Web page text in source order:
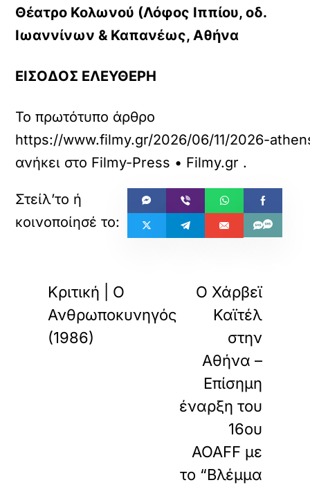
Θέατρο Κολωνού (Λόφος Ιππίου, οδ.
Ιωαννίνων & Καπανέως, Αθήνα
ΕΙΣΟΔΟΣ ΕΛΕΥΘΕΡΗ
Το πρωτότυπο άρθρο
https://www.filmy.gr/2026/06/11/2026-
ανήκει στο Filmy-Press • Filmy.gr .
Κριτική | Ο
Ανθρωποκυνηγός
(1986)
Ο Χάρβεϊ
Καϊτέλ
στην
Αθήνα –
Επίσημη
έναρξη του
16ου
AOAFF με
το “Βλέμμα